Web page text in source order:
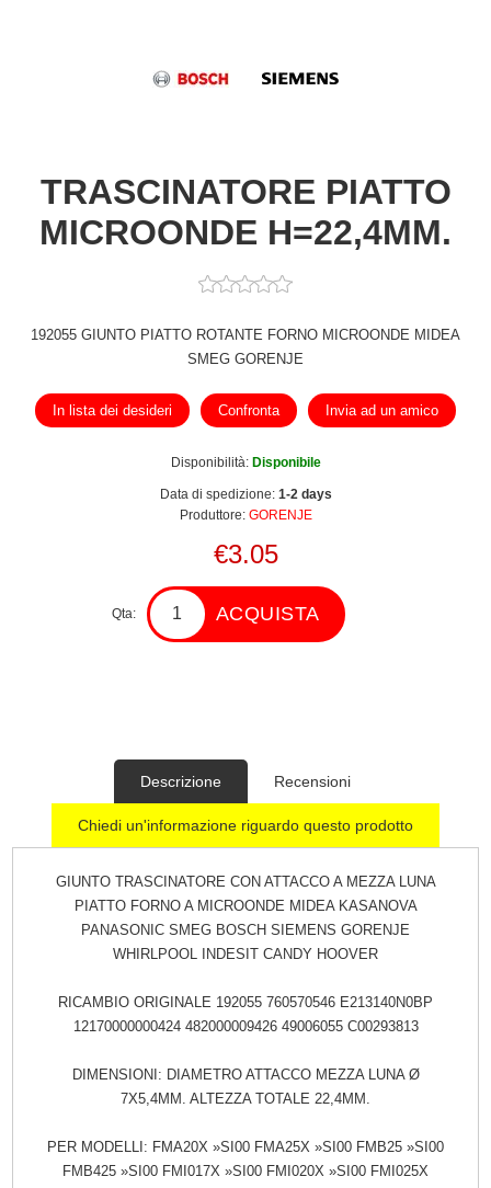
TRASCINATORE PIATTO
MICROONDE H=22,4MM.
192055 GIUNTO PIATTO ROTANTE FORNO MICROONDE MIDEA
SMEG GORENJE
In lista dei desideri Confronta Invia ad un amico
Disponibilità: Disponibile
Data di spedizione: 1-2 days
Produttore: GORENJE
€3.05
Qta: ACQUISTA
Descrizione Recensioni
Chiedi un'informazione riguardo questo prodotto
GIUNTO TRASCINATORE CON ATTACCO A MEZZA LUNA
PIATTO FORNO A MICROONDE MIDEA KASANOVA
PANASONIC SMEG BOSCH SIEMENS GORENJE
WHIRLPOOL INDESIT CANDY HOOVER
RICAMBIO ORIGINALE 192055 760570546 E213140N0BP
12170000000424 482000009426 49006055 C00293813
DIMENSIONI: DIAMETRO ATTACCO MEZZA LUNA Ø
7X5,4MM. ALTEZZA TOTALE 22,4MM.
PER MODELLI: FMA20X »SI00 FMA25X »SI00 FMB25 »SI00
FMB425 »SI00 FMI017X »SI00 FMI020X »SI00 FMI025X